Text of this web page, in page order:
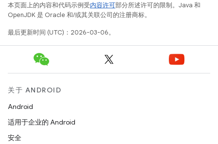
本页面上的内容和代码示例受内容许可部分所述许可的限制。Java 和
OpenJDK 是 Oracle 和/或其关联公司的注册商标。
最后更新时间 (UTC)：2026-03-06。
关于 ANDROID
Android
适用于企业的 Android
安全